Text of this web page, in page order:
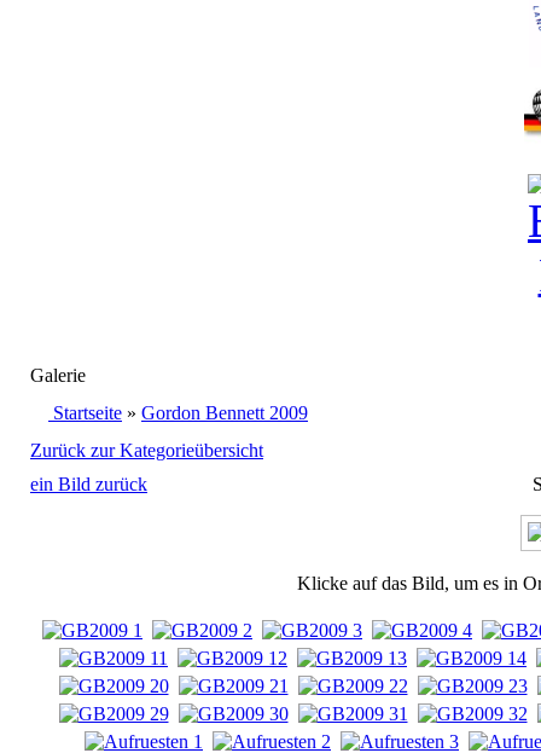
Galerie
Startseite » Gordon Bennett 2009
Zurück zur Kategorieübersicht
ein Bild zurück
Klicke auf das Bild, um es in